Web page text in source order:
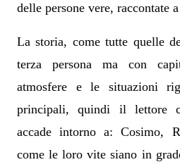
delle persone vere, raccontate
La storia, come tutte quelle
terza persona ma con
atmosfere e le situazioni
principali, quindi il lettore
accade intorno a: Cosimo,
come le loro vite siano in